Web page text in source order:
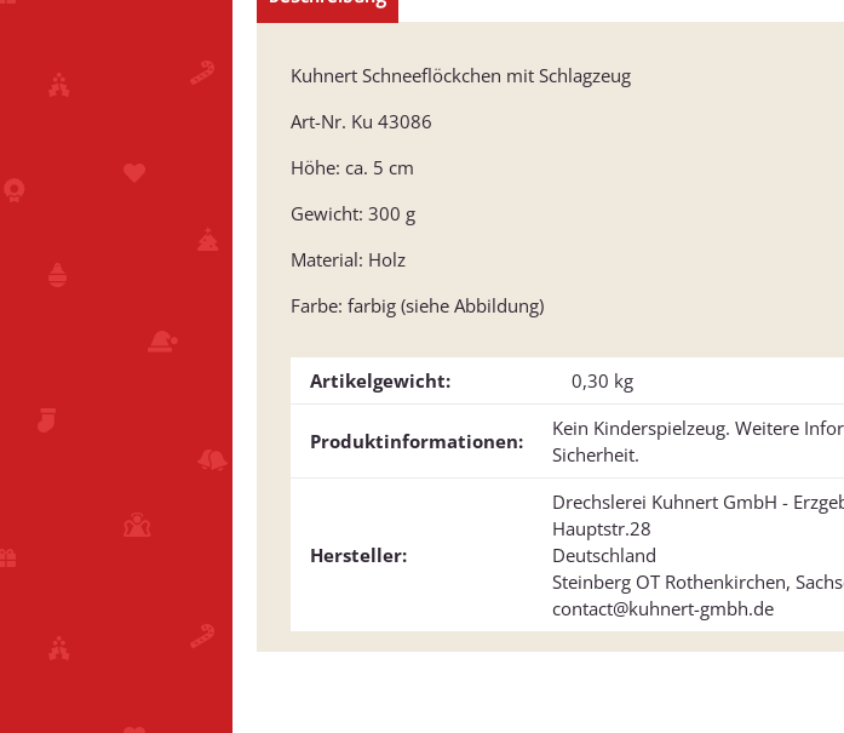
Kuhnert Schneeflöckchen mit Schlagzeug
Art-Nr. Ku 43086
Höhe: ca. 5 cm
Gewicht: 300 g
Material: Holz
Farbe: farbig (siehe Abbildung)
Artikelgewicht: 0,30 kg
Produktinformationen:
Kein Kinderspielzeug. Weitere
Sicherheit.
Hersteller:
Drechslerei Kuhnert GmbH -
Hauptstr.28
Deutschland
Steinberg OT Rothenkirchen,
contact@kuhnert-gmbh.de